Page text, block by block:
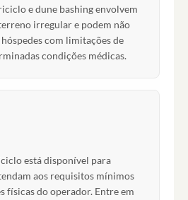
e dune bashing envolvem
irregular e podem não
com limitações de
condições médicas.
está disponível para
aos requisitos mínimos
físicas do operador. Entre em